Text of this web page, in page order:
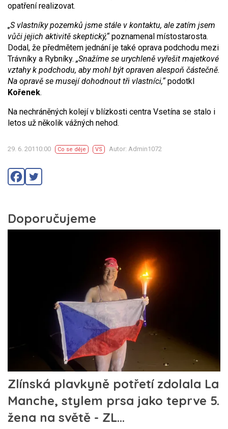
opatření realizovat.
„S vlastníky pozemků jsme stále v kontaktu, ale zatím jsem
vůči jejich aktivitě skeptický,“poznamenal místostarosta.
Dodal, že předmětem jednání je také oprava podchodu mezi
Trávníky a Rybníky. „Snažíme se urychleně vyřešit majetkové
vztahy k podchodu, aby mohl být opraven alespoň částečně.
Na opravě se musejí dohodnout tři vlastníci,“podotkl
Kořenek.
Na nechráněných kolejí v blízkosti centra Vsetína se stalo i
letos už několik vážných nehod.
29. 6. 20110:00 Co se děje VS Autor: Admin1072